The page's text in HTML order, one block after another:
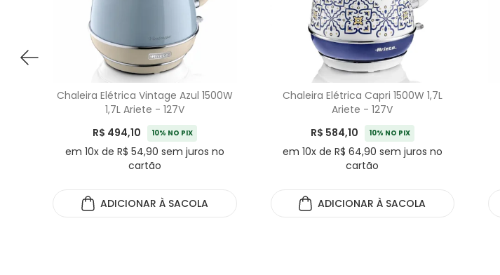
Chaleira Elétrica Vintage Azul 1500W
1,7L Ariete - 127V
R$ 494,10
10% NO PIX
em 10x de R$ 54,90 sem juros no
cartão
ADICIONAR À SACOLA
Chaleira Elétrica Capri 1500W 1,7L
Ariete - 127V
R$ 584,10
10% NO PIX
em 10x de R$ 64,90 sem juros no
cartão
ADICIONAR À SACOLA